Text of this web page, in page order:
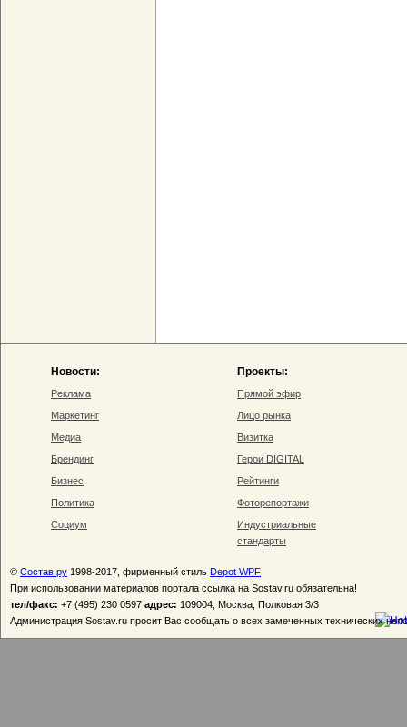
Новости:
Реклама
Маркетинг
Медиа
Брендинг
Бизнес
Политика
Социум
Проекты:
Прямой эфир
Лицо рынка
Визитка
Герои DIGITAL
Рейтинги
Фоторепортажи
Индустриальные
стандарты
© Состав.ру 1998-2017, фирменный стиль Depot WPF
При использовании материалов портала ссылка на Sostav.ru обязательна!
тел/факс: +7 (495) 230 0597 адрес: 109004, Москва, Полковая 3/3
Администрация Sostav.ru просит Вас сообщать о всех замеченных технических